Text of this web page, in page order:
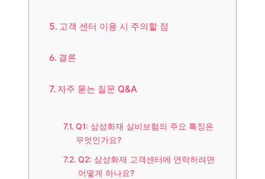
고객 센터 이용 시 주의할 점
결론
자주 묻는 질문 Q&A
Q1: 삼성화재 실비보험의 주요 특징은
무엇인가요?
Q2: 삼성화재 고객센터에 연락하려면
어떻게 하나요?